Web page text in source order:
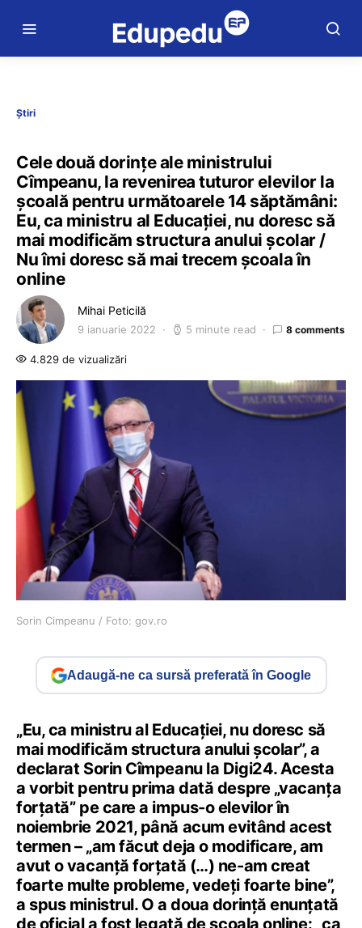
Știri
Cele două dorințe ale ministrului
Cîmpeanu, la revenirea tuturor elevilor la
școală pentru următoarele 14 săptămâni:
Eu, ca ministru al Educației, nu doresc să
mai modificăm structura anului școlar /
Nu îmi doresc să mai trecem școala în
online
Mihai Peticilă
9 ianuarie 2022 5 minute read 8 comments
4.829 de vizualizări
Sorin Cimpeanu / Foto: gov.ro
Adaugă-ne ca sursă preferată în Google
„Eu, ca ministru al Educației, nu doresc să
mai modificăm structura anului școlar”, a
declarat Sorin Cîmpeanu la Digi24. Acesta
a vorbit pentru prima dată despre „vacanța
forțată” pe care a impus-o elevilor în
noiembrie 2021, până acum evitând acest
termen – „am făcut deja o modificare, am
avut o vacanță forțată (…) ne-am creat
foarte multe probleme, vedeți foarte bine”,
a spus ministrul. O a doua dorință enunțată
de oficial a fost legată de școala online: „ca